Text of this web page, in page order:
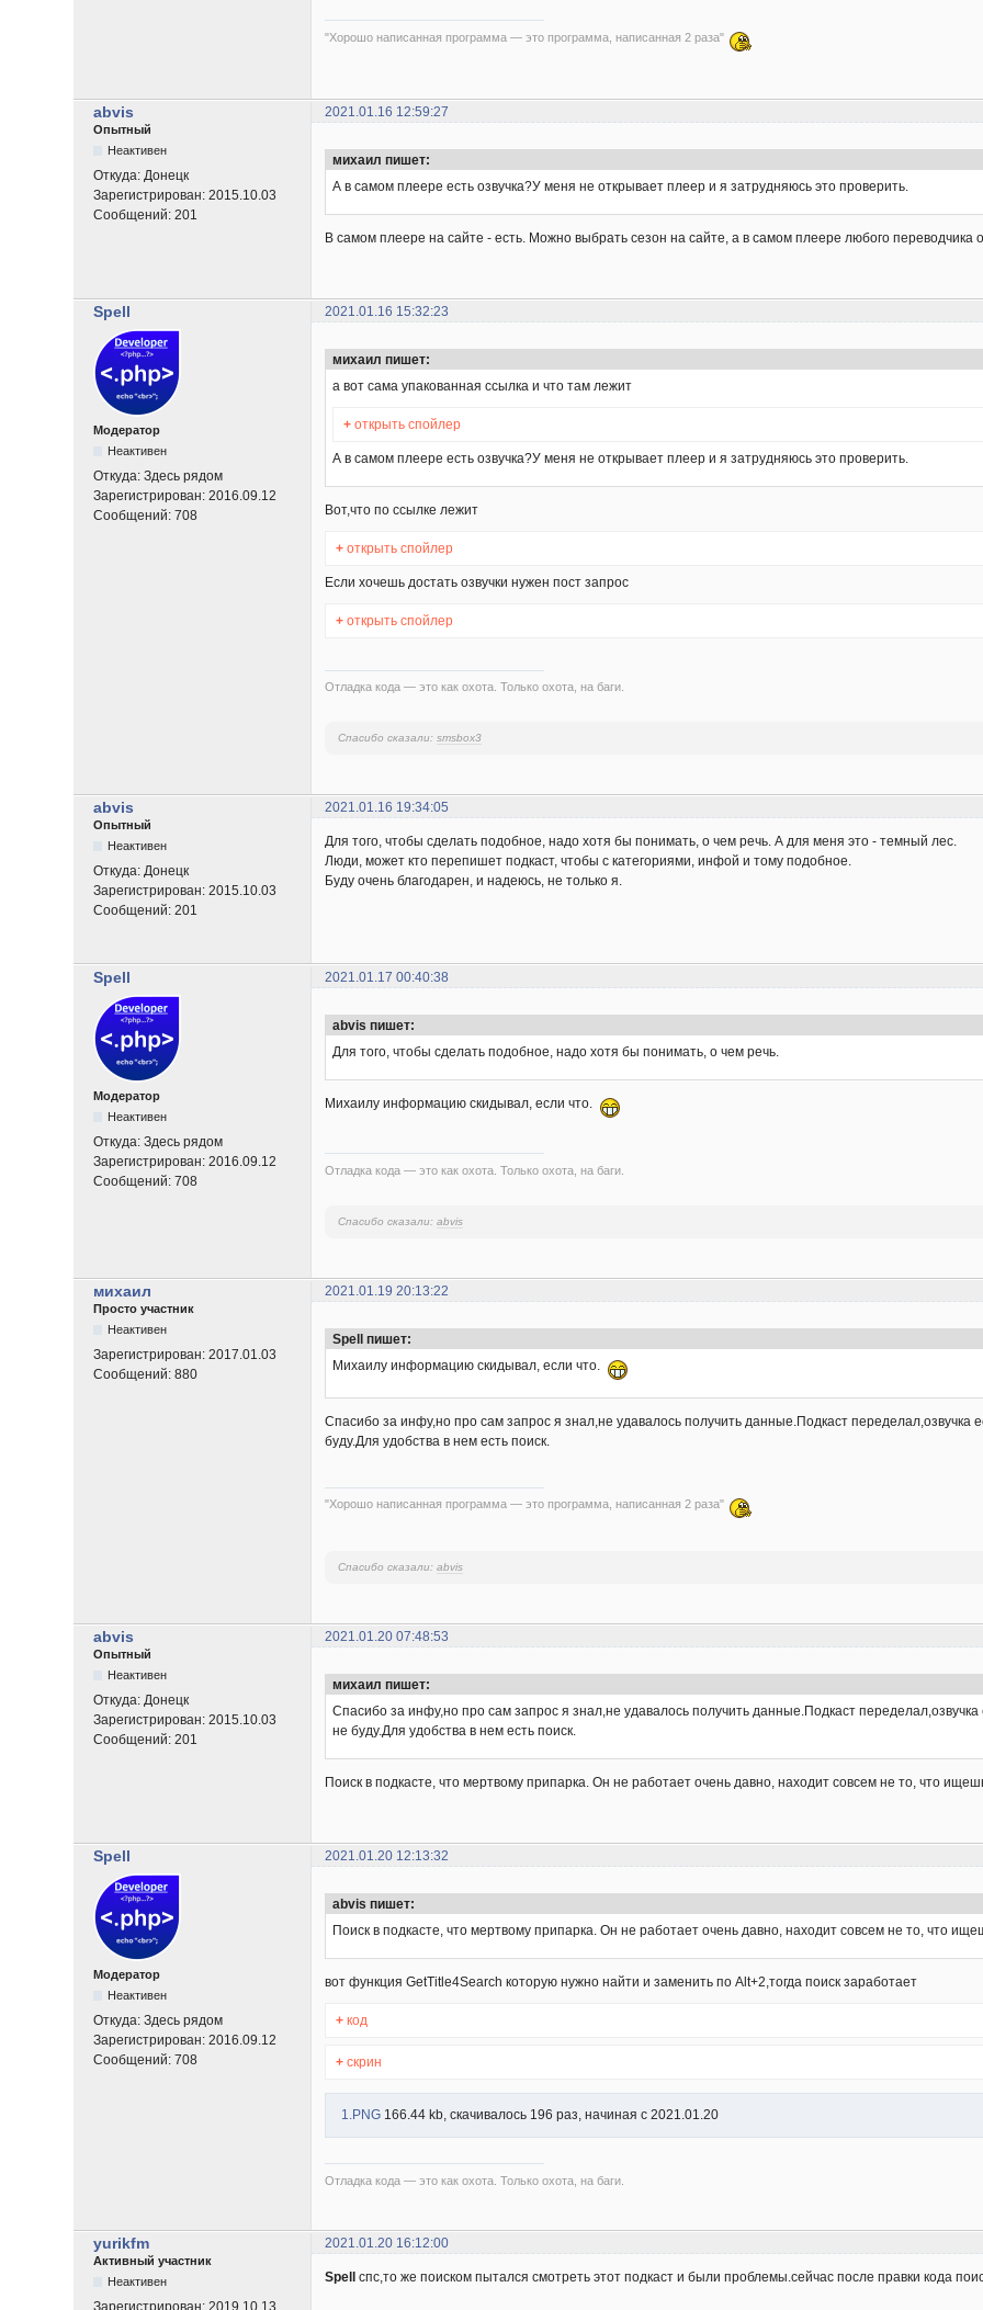
"Хорошо написанная программа — это программа, написанная 2 раза"
abvis 2021.01.16 12:59:27
Опытный
Неактивен
Откуда:Донецк
Зарегистрирован:2015.10.03
Сообщений:201
михаил пишет:
А в самом плеере есть озвучка?У меня не открывает плеер и я затрудняюсь это проверить.
В самом плеере на сайте - есть. Можно выбрать сезон на сайте, а в самом плеере любого переводчика
Spell 2021.01.16 15:32:23
Модератор
Неактивен
Откуда:Здесь рядом
Зарегистрирован:2016.09.12
Сообщений:708
михаил пишет:
а вот сама упакованная ссылка и что там лежит
+ открыть спойлер
А в самом плеере есть озвучка?У меня не открывает плеер и я затрудняюсь это проверить.
Вот,что по ссылке лежит
+ открыть спойлер
Если хочешь достать озвучки нужен пост запрос
+ открыть спойлер
Отладка кода — это как охота. Только охота, на баги.
Спасибо сказали: smsbox3
abvis 2021.01.16 19:34:05
Опытный
Неактивен
Откуда:Донецк
Зарегистрирован:2015.10.03
Сообщений:201
Для того, чтобы сделать подобное, надо хотя бы понимать, о чем речь. А для меня это - темный лес.
Люди, может кто перепишет подкаст, чтобы с категориями, инфой и тому подобное.
Буду очень благодарен, и надеюсь, не только я.
Spell 2021.01.17 00:40:38
Модератор
Неактивен
Откуда:Здесь рядом
Зарегистрирован:2016.09.12
Сообщений:708
abvis пишет:
Для того, чтобы сделать подобное, надо хотя бы понимать, о чем речь.
Михаилу информацию скидывал, если что.
Отладка кода — это как охота. Только охота, на баги.
Спасибо сказали:abvis
михаил 2021.01.19 20:13:22
Просто участник
Неактивен
Зарегистрирован:2017.01.03
Сообщений:880
Spell пишет:
Михаилу информацию скидывал, если что.
Спасибо за инфу,но про сам запрос я знал,не удавалось получить данные.Подкаст переделал,озвучка
буду.Для удобства в нем есть поиск.
"Хорошо написанная программа — это программа, написанная 2 раза"
Спасибо сказали:abvis
abvis 2021.01.20 07:48:53
Опытный
Неактивен
Откуда:Донецк
Зарегистрирован:2015.10.03
Сообщений:201
михаил пишет:
Спасибо за инфу,но про сам запрос я знал,не удавалось получить данные.Подкаст
не буду.Для удобства в нем есть поиск.
Поиск в подкасте, что мертвому припарка. Он не работает очень давно, находит совсем не то, что
Spell 2021.01.20 12:13:32
Модератор
Неактивен
Откуда:Здесь рядом
Зарегистрирован:2016.09.12
Сообщений:708
abvis пишет:
Поиск в подкасте, что мертвому припарка. Он не работает очень давно, находит совсем не то, что
вот функция GetTitle4Search которую нужно найти и заменить по Alt+2,тогда поиск заработает
+ код
+ скрин
1.PNG 166.44 kb, скачивалось 196 раз, начиная с 2021.01.20
Отладка кода — это как охота. Только охота, на баги.
yurikfm 2021.01.20 16:12:00
Активный участник
Неактивен
Зарегистрирован:2019.10.13
Spell спс,то же поиском пытался смотреть этот подкаст и были проблемы.сейчас после правки кода